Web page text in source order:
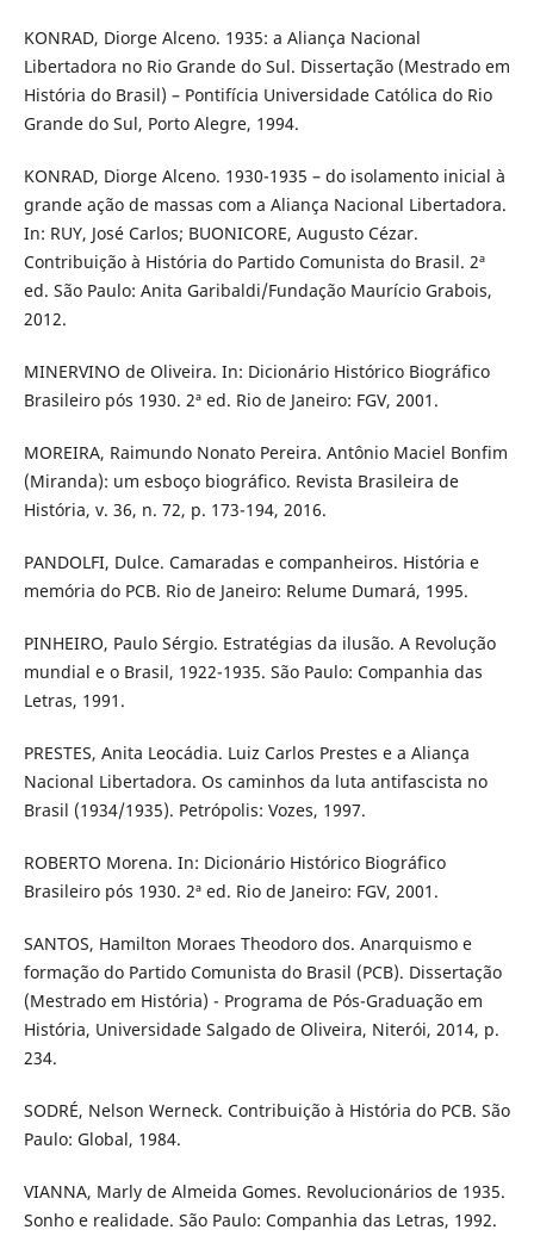
KONRAD, Diorge Alceno. 1935: a Aliança Nacional
Libertadora no Rio Grande do Sul. Dissertação (Mestrado em
História do Brasil) – Pontifícia Universidade Católica do Rio
Grande do Sul, Porto Alegre, 1994.
KONRAD, Diorge Alceno. 1930-1935 – do isolamento inicial à
grande ação de massas com a Aliança Nacional Libertadora.
In: RUY, José Carlos; BUONICORE, Augusto Cézar.
Contribuição à História do Partido Comunista do Brasil. 2ª
ed. São Paulo: Anita Garibaldi/Fundação Maurício Grabois,
2012.
MINERVINO de Oliveira. In: Dicionário Histórico Biográfico
Brasileiro pós 1930. 2ª ed. Rio de Janeiro: FGV, 2001.
MOREIRA, Raimundo Nonato Pereira. Antônio Maciel Bonfim
(Miranda): um esboço biográfico. Revista Brasileira de
História, v. 36, n. 72, p. 173-194, 2016.
PANDOLFI, Dulce. Camaradas e companheiros. História e
memória do PCB. Rio de Janeiro: Relume Dumará, 1995.
PINHEIRO, Paulo Sérgio. Estratégias da ilusão. A Revolução
mundial e o Brasil, 1922-1935. São Paulo: Companhia das
Letras, 1991.
PRESTES, Anita Leocádia. Luiz Carlos Prestes e a Aliança
Nacional Libertadora. Os caminhos da luta antifascista no
Brasil (1934/1935). Petrópolis: Vozes, 1997.
ROBERTO Morena. In: Dicionário Histórico Biográfico
Brasileiro pós 1930. 2ª ed. Rio de Janeiro: FGV, 2001.
SANTOS, Hamilton Moraes Theodoro dos. Anarquismo e
formação do Partido Comunista do Brasil (PCB). Dissertação
(Mestrado em História) - Programa de Pós-Graduação em
História, Universidade Salgado de Oliveira, Niterói, 2014, p.
234.
SODRÉ, Nelson Werneck. Contribuição à História do PCB. São
Paulo: Global, 1984.
VIANNA, Marly de Almeida Gomes. Revolucionários de 1935.
Sonho e realidade. São Paulo: Companhia das Letras, 1992.